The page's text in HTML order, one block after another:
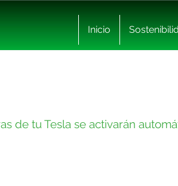
Inicio
de tu Tesla se activarán